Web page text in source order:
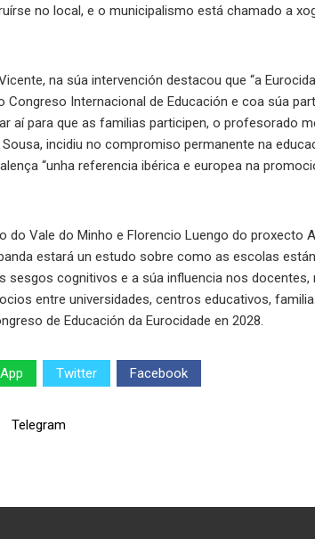
no local, e o municipalismo está chamado a
na súa intervención destacou que “a
Congreso Internacional de Educación e coa súa
aí para que as familias participen, o profesorado
incidiu no compromiso permanente na
“unha referencia ibérica e europea na
Vale do Minho e Florencio Luengo do proxecto
estará un estudo sobre como as escolas
cognitivos e a súa influencia nos docentes,
entre universidades, centros educativos,
de Educación da Eurocidade en 2028.
Twitter Facebook